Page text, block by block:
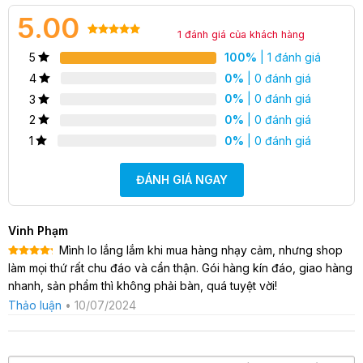
Đặc điểm nổi bật của âm đạo giả Jiuai Anime –
Phiên bản cô thư kí
5.00
5.00trên 5
1
1 đánh giá của khách hàng
5 100% | 1 đánh giá
4
0% | 0 đánh giá
3
0% | 0 đánh giá
2
0% | 0 đánh giá
1
0% | 0 đánh giá
ĐÁNH GIÁ NGAY
Vinh Phạm
Được xếp
hạng55
sao
Mình lo lắng lắm khi mua hàng nhạy cảm, nhưng shop
làm mọi thứ rất chu đáo và cẩn thận. Gói hàng kín đáo, giao hàng
nhanh, sản phẩm thì không phải bàn, quá tuyệt vời!
Thảo luận • 10/07/2024